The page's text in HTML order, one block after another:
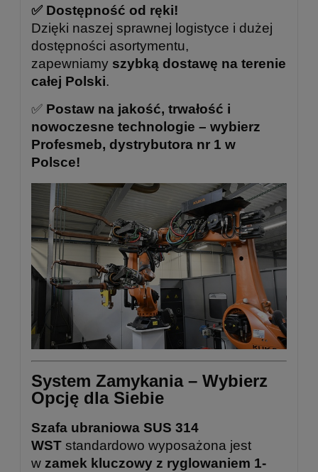
✅ Dostępność od ręki!
Dzięki naszej sprawnej logistyce i dużej
dostępności asortymentu,
zapewniamy szybką dostawę na terenie
całej Polski.
✅ Postaw na jakość, trwałość i
nowoczesne technologie – wybierz
Profesmeb, dystrybutora nr 1 w
Polsce!
System Zamykania – Wybierz
Opcję dla Siebie
Szafa ubraniowa SUS 314
WST standardowo wyposażona jest
w zamek kluczowy z ryglowaniem 1-